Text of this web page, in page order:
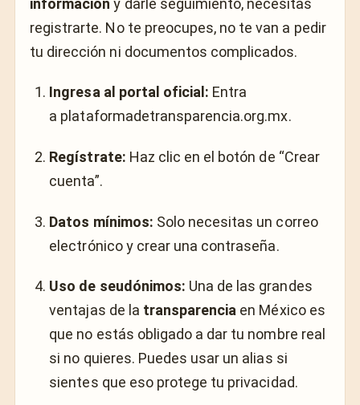
registrarte. No te preocupes, no te van a pedir
tu dirección ni documentos complicados.
Ingresa al portal oficial: Entra
a plataformadetransparencia.org.mx.
Regístrate: Haz clic en el botón de “Crear
cuenta”.
Datos mínimos: Solo necesitas un correo
electrónico y crear una contraseña.
Uso de seudónimos: Una de las grandes
ventajas de la transparencia en México es
que no estás obligado a dar tu nombre real
si no quieres. Puedes usar un alias si
sientes que eso protege tu privacidad.